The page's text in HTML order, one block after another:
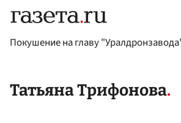
Покушение на главу
Татьяна Трифонова